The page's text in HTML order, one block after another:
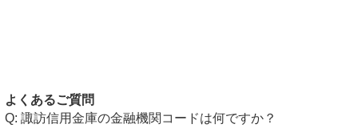
よくあるご質問
諏訪信用金庫の金融機関コードは何ですか？